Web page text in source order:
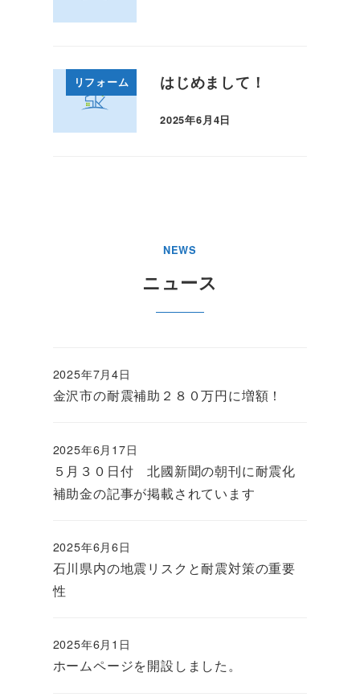
リフォーム はじめまして！
投稿日
2025年6月4日
NEWS
ニュース
金沢市の耐震補助２８０万円に増額！
投稿日
2025年7月4日
５月３０日付 北國新聞の朝刊に耐震化
補助金の記事が掲載されています
投稿日
2025年6月17日
石川県内の地震リスクと耐震対策の重要
性
投稿日
2025年6月6日
ホームページを開設しました。
投稿日
2025年6月1日